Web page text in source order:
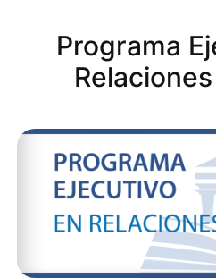
Programa